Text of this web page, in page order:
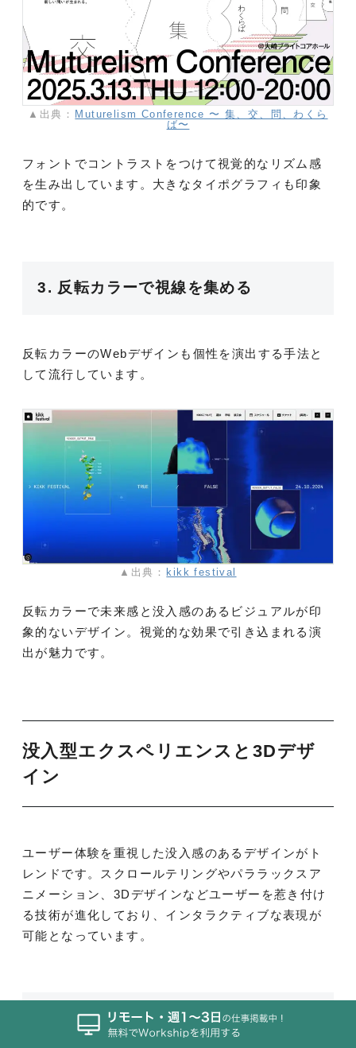
▲出典：
Muturelism Conference 〜 集、交、問、わくら
ば〜
フォントでコントラストをつけて視覚的なリズム感
を生み出しています。大きなタイポグラフィも印象
的です。
3. 反転カラーで視線を集める
反転カラーのWebデザインも個性を演出する手法と
して流行しています。
▲出典： kikk festival
反転カラーで未来感と没入感のあるビジュアルが印
象的ないデザイン。視覚的な効果で引き込まれる演
出が魅力です。
没入型エクスペリエンスと3Dデザ
イン
ユーザー体験を重視した没入感のあるデザインがト
レンドです。スクロールテリングやパララックスア
ニメーション、3Dデザインなどユーザーを惹き付け
る技術が進化しており、インタラクティブな表現が
可能となっています。
1. スクロールテリングでストーリーを
伝える